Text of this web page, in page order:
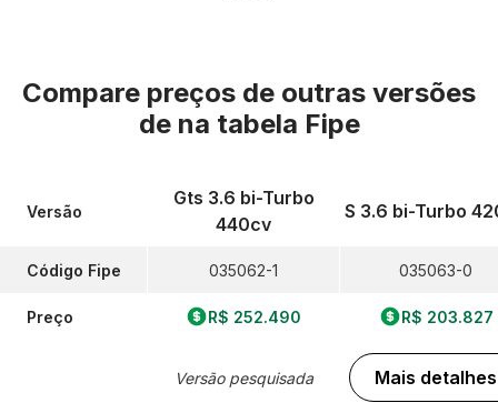
Compare preços de outras versões
de na tabela Fipe
Versão
Código Fipe
Preço
Gts 3.6 bi-Turbo
440cv
035062-1
R$ 252.490
Versão pesquisada
S 3.6 bi-Turbo
035063-0
R$ 203.827
Mais detalhes